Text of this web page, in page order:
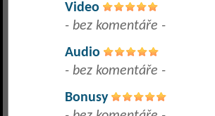
Video
- bez komentáře -
Audio
- bez komentáře -
Bonusy